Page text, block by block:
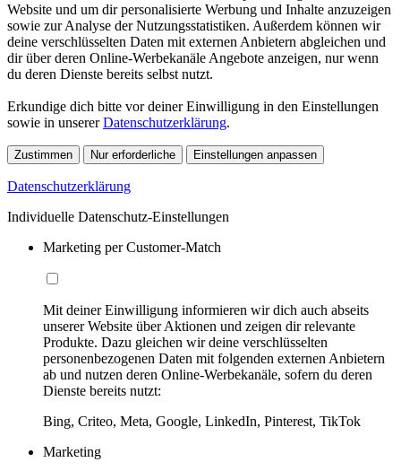
Website und um dir personalisierte Werbung und Inhalte anzuzeigen
sowie zur Analyse der Nutzungsstatistiken. Außerdem können wir
deine verschlüsselten Daten mit externen Anbietern abgleichen und
dir über deren Online-Werbekanäle Angebote anzeigen, nur wenn
du deren Dienste bereits selbst nutzt.
Erkundige dich bitte vor deiner Einwilligung in den Einstellungen
sowie in unsererDatenschutzerklärung.
Zustimmen Nur erforderliche Einstellungen anpassen
Datenschutzerklärung
Individuelle Datenschutz-Einstellungen
Marketing per Customer-Match
Mit deiner Einwilligung informieren wir dich auch abseits
unserer Website über Aktionen und zeigen dir relevante
Produkte. Dazu gleichen wir deine verschlüsselten
personenbezogenen Daten mit folgenden externen Anbietern
ab und nutzen deren Online-Werbekanäle, sofern du deren
Dienste bereits nutzt:
Bing, Criteo, Meta, Google, LinkedIn, Pinterest, TikTok
Marketing